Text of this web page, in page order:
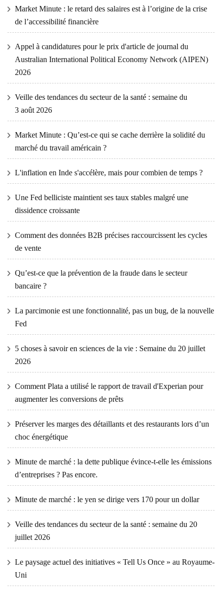
Market Minute : le retard des salaires est à l’origine de la crise
de l’accessibilité financière
Appel à candidatures pour le prix d'article de journal du
Australian International Political Economy Network (AIPEN)
2026
Veille des tendances du secteur de la santé : semaine du
3 août 2026
Market Minute : Qu’est-ce qui se cache derrière la solidité du
marché du travail américain ?
L'inflation en Inde s'accélère, mais pour combien de temps ?
Une Fed belliciste maintient ses taux stables malgré une
dissidence croissante
Comment des données B2B précises raccourcissent les cycles
de vente
Qu’est-ce que la prévention de la fraude dans le secteur
bancaire ?
La parcimonie est une fonctionnalité, pas un bug, de la nouvelle
Fed
5 choses à savoir en sciences de la vie : Semaine du 20 juillet
2026
Comment Plata a utilisé le rapport de travail d'Experian pour
augmenter les conversions de prêts
Préserver les marges des détaillants et des restaurants lors d’un
choc énergétique
Minute de marché : la dette publique évince-t-elle les émissions
d’entreprises ? Pas encore.
Minute de marché : le yen se dirige vers 170 pour un dollar
Veille des tendances du secteur de la santé : semaine du 20
juillet 2026
Le paysage actuel des initiatives « Tell Us Once » au Royaume-
Uni